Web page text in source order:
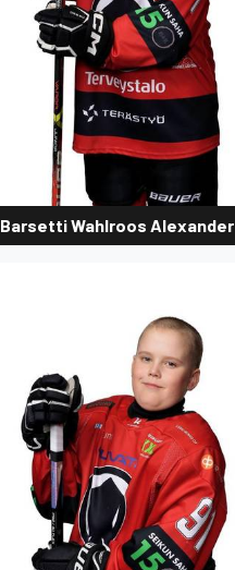
Barsetti Wahlroos Alexander